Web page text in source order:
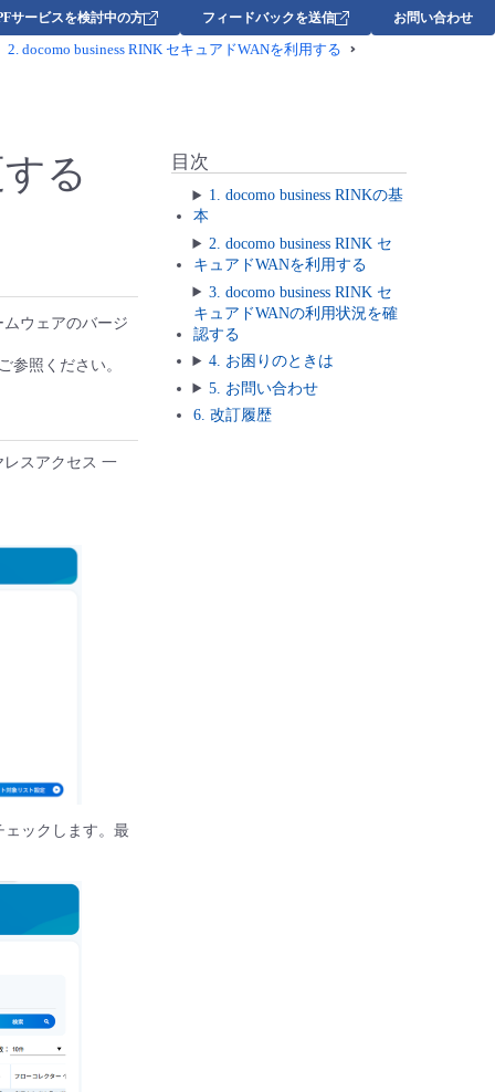
サービスを検討中の方 フィードバックを送信 お問い合わせ
2. docomo business RINK セキュアドWANを利用する
る
ウェアのバージ
参照ください。
スアクセス 一
ックします。最
目次
1. docomo business RINKの基
本
2. docomo business RINK セ
キュアドWANを利用する
3. docomo business RINK セ
キュアドWANの利用状況を確
認する
4. お困りのときは
5. お問い合わせ
6. 改訂履歴